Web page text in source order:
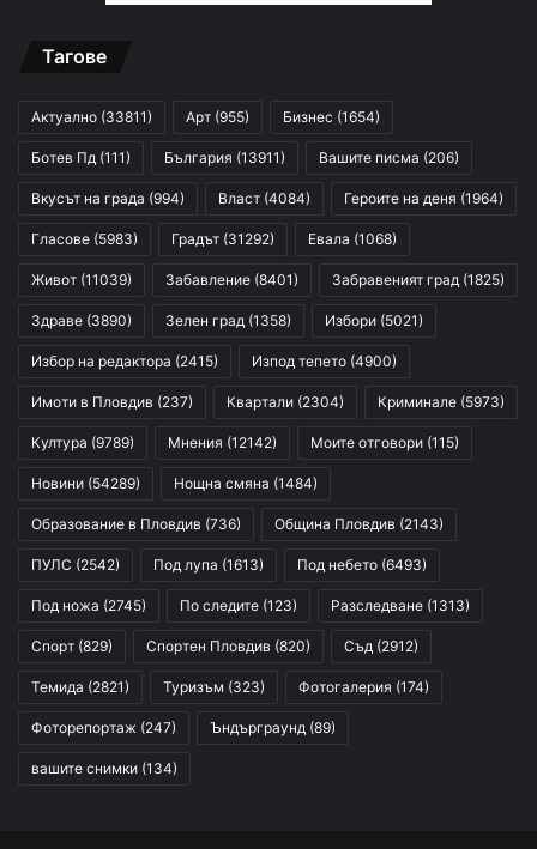
Тагове
Актуално (33811) Арт (955) Бизнес (1654)
Ботев Пд (111) България (13911) Вашите писма (206)
Вкусът на града (994) Власт (4084) Героите на деня (1964)
Гласове (5983) Градът (31292) Евала (1068)
Живот (11039) Забавление (8401) Забравеният град (1825)
Здраве (3890) Зелен град (1358) Избори (5021)
Избор на редактора (2415) Изпод тепето (4900)
Имоти в Пловдив (237) Квартали (2304) Криминале (5973)
Култура (9789) Мнения (12142) Моите отговори (115)
Новини (54289) Нощна смяна (1484)
Образование в Пловдив (736) Община Пловдив (2143)
ПУЛС (2542) Под лупа (1613) Под небето (6493)
Под ножа (2745) По следите (123) Разследване (1313)
Спорт (829) Спортен Пловдив (820) Съд (2912)
Темида (2821) Туризъм (323) Фотогалерия (174)
Фоторепортаж (247) Ъндърграунд (89)
вашите снимки (134)